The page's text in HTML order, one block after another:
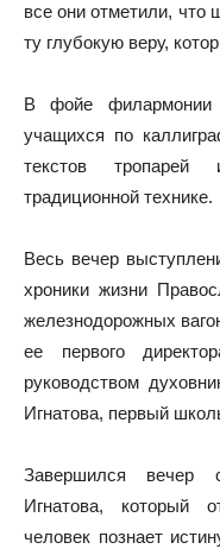
все они отметили, что
ту глубокую веру,
В фойе филармонии
учащихся по
текстов
традиционной технике.
Весь вечер
хроники жизни
железнодорожных
ее первого
руководством
Игнатова, первый
Завершился вечер
Игнатова, который
человек познает